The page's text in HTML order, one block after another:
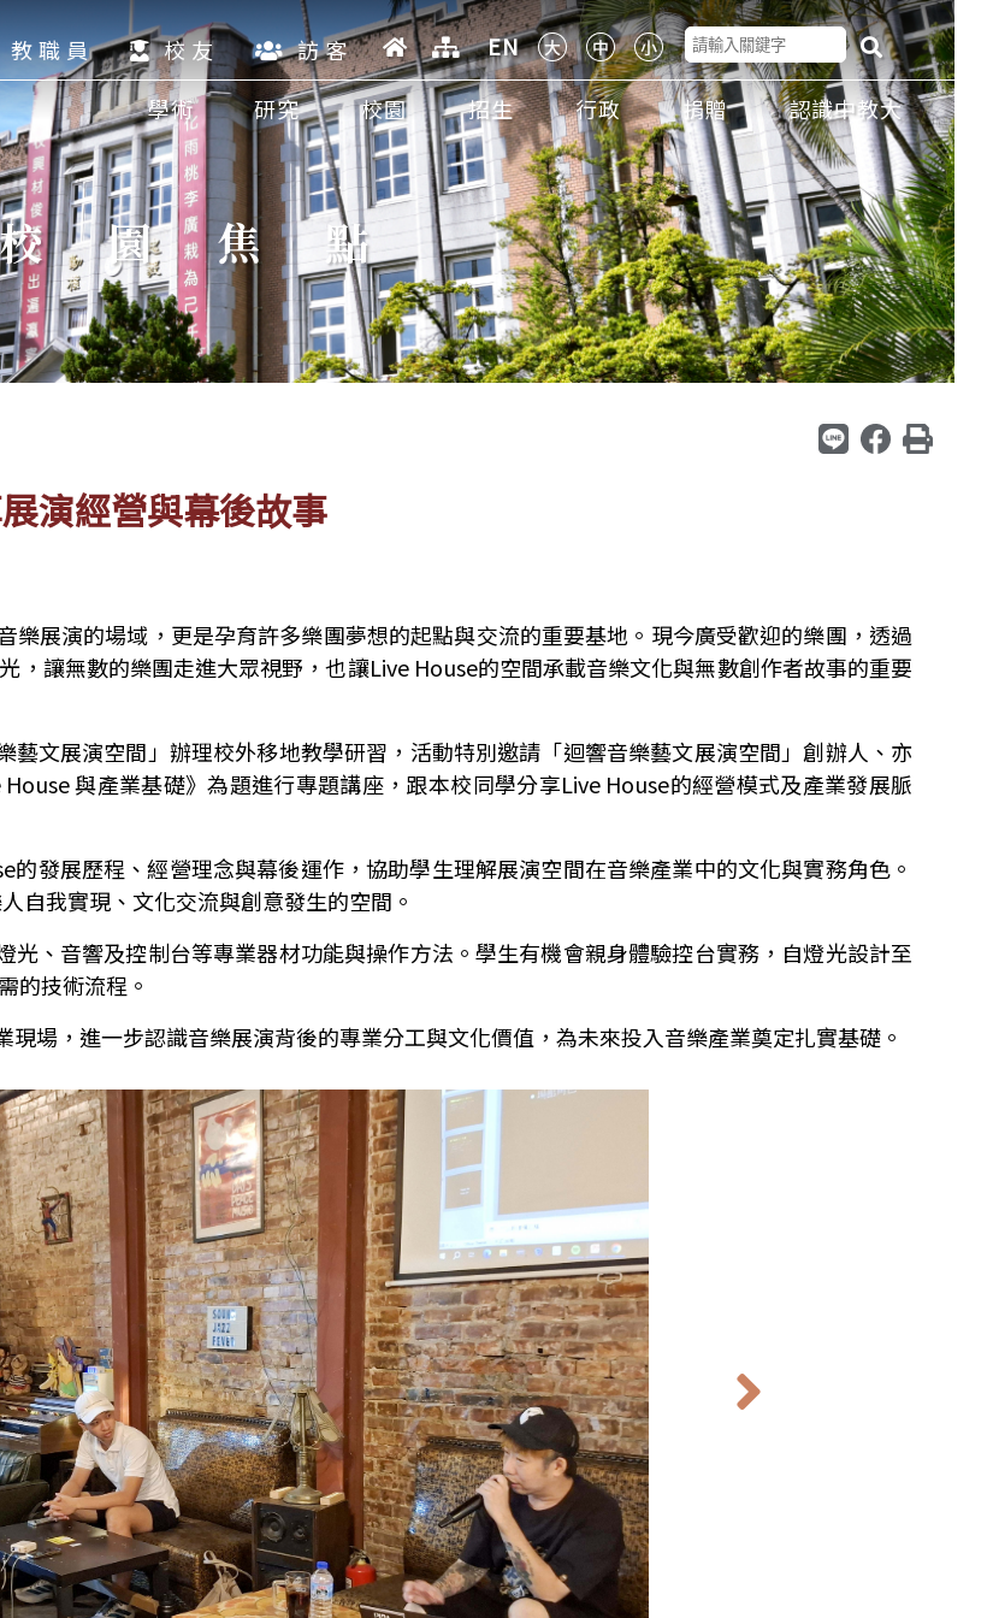
教職員 校友 訪客
EN
學術
研究 校園 招生 行政 捐贈 認識中教大
校園焦點
演經營與幕後故事
樂展演的場域，更是孕育許多樂團夢想的起點與交流的重要基地。現今廣受歡迎的樂團，透過
，讓無數的樂團走進大眾視野，也讓Live House的空間承載音樂文化與無數創作者故事的重要
藝文展演空間」辦理校外移地教學研習，活動特別邀請「迴響音樂藝文展演空間」創辦人、亦
House與產業基礎》為題進行專題講座，跟本校同學分享Live House的經營模式及產業發展脈
的發展歷程、經營理念與幕後運作，協助學生理解展演空間在音樂產業中的文化與實務角色。
自我實現、文化交流與創意發生的空間。
光、音響及控制台等專業器材功能與操作方法。學生有機會親身體驗控台實務，自燈光設計至
的技術流程。
場，進一步認識音樂展演背後的專業分工與文化價值，為未來投入音樂產業奠定扎實基礎。